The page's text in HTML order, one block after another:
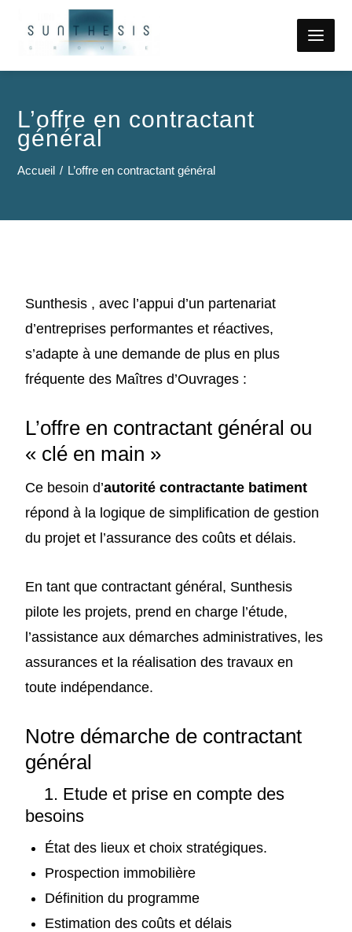
L’offre en contractant
général
Accueil L’offre en contractant général
Sunthesis , avec l’appui d’un partenariat
d’entreprises performantes et réactives,
s’adapte à une demande de plus en plus
fréquente des Maîtres d’Ouvrages :
L’offre en contractant général ou
« clé en main »
Ce besoin d’autorité contractante batiment
répond à la logique de simplification de gestion
du projet et l’assurance des coûts et délais.
En tant quecontractant général , Sunthesis
pilote les projets, prend en charge l’étude,
l’assistance aux démarches administratives, les
assuranceset la réalisation des travaux en
toute indépendance.
Notre démarche de contractant
général
1. Etude et prise en compte des
besoins
État des lieux et choix stratégiques.
Prospection immobilière
Définition du programme
Estimation des coûts et délais